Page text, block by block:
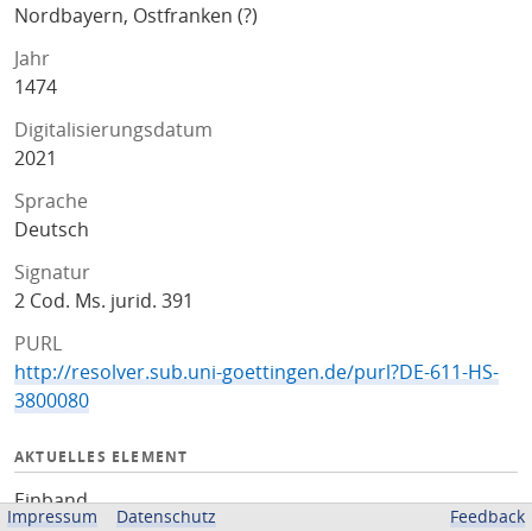
Nordbayern, Ostfranken (?)
Jahr
1474
Digitalisierungsdatum
2021
Sprache
Deutsch
Signatur
2 Cod. Ms. jurid. 391
PURL
http://resolver.sub.uni-goettingen.de/purl?DE-611-HS-
3800080
AKTUELLES ELEMENT
Einband
Impressum Datenschutz Feedback